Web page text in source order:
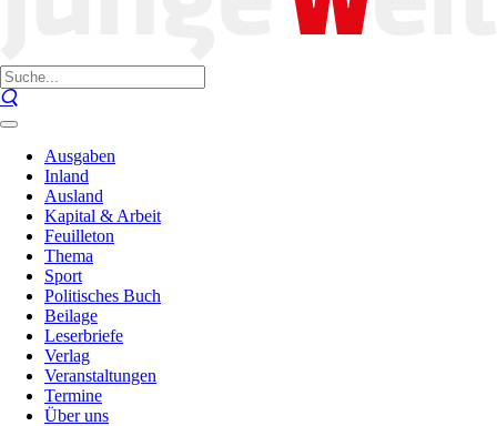
Ausgaben
Inland
Ausland
Kapital & Arbeit
Feuilleton
Thema
Sport
Politisches Buch
Beilage
Leserbriefe
Verlag
Veranstaltungen
Termine
Über uns